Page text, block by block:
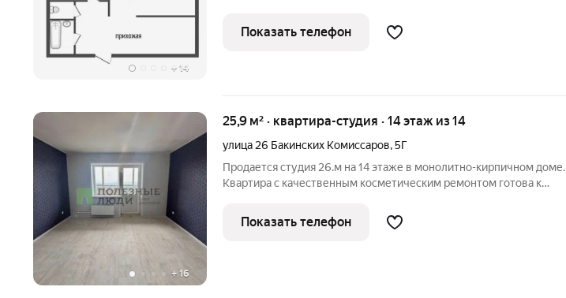
+ 14
не придётся тратить время и деньги на отделку. Всё готово для
Показать телефон
+ 16
25,9 м² · квартира-студия · 14 этаж из 14
улица 26 Бакинских Комиссаров,5Г
Продается студия 26.м на 14 этаже в монолитно-кирпичном доме.
Квартира с качественным косметическим ремонтом готова к
инсталляцией установлен, ванная также будет смонтирована.
Просторный
Показать телефон